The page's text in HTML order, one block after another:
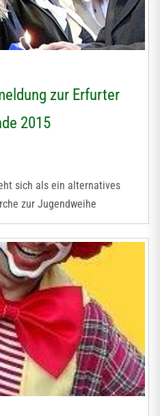
zur Erfurter
2015
sich als ein alternatives
zur Jugendweihe